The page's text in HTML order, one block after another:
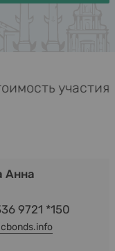
участия
Анна
9721 *150